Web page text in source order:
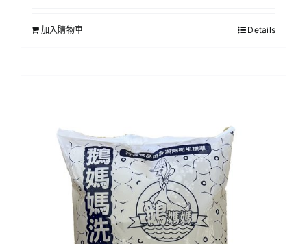
加入購物車 Details